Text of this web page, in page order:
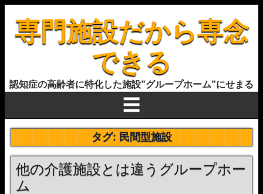
専門施設だから専念
できる
認知症の高齢者に特化した施設”グループホーム”にせまる
☰
タグ:民間型施設
他の介護施設とは違うグループホー
ム